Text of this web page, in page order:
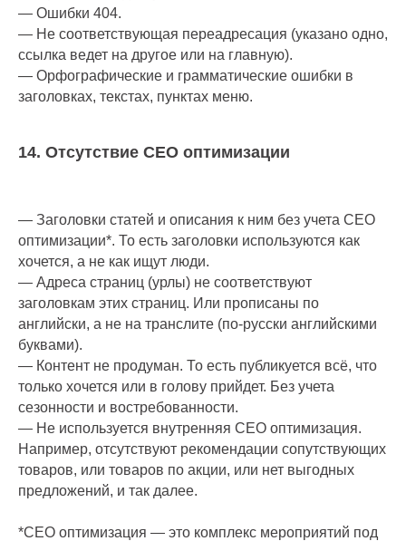
— Ошибки 404.
— Не соответствующая переадресация (указано одно,
ссылка ведет на другое или на главную).
— Орфографические и грамматические ошибки в
заголовках, текстах, пунктах меню.
14. Отсутствие СЕО оптимизации
— Заголовки статей и описания к ним без учета СЕО
оптимизации*. То есть заголовки используются как
хочется, а не как ищут люди.
— Адреса страниц (урлы) не соответствуют
заголовкам этих страниц. Или прописаны по
английски, а не на транслите (по-русски английскими
буквами).
— Контент не продуман. То есть публикуется всё, что
только хочется или в голову прийдет. Без учета
сезонности и востребованности.
— Не используется внутренняя СЕО оптимизация.
Например, отсутствуют рекомендации сопутствующих
товаров, или товаров по акции, или нет выгодных
предложений, и так далее.
*СЕО оптимизация — это комплекс мероприятий под